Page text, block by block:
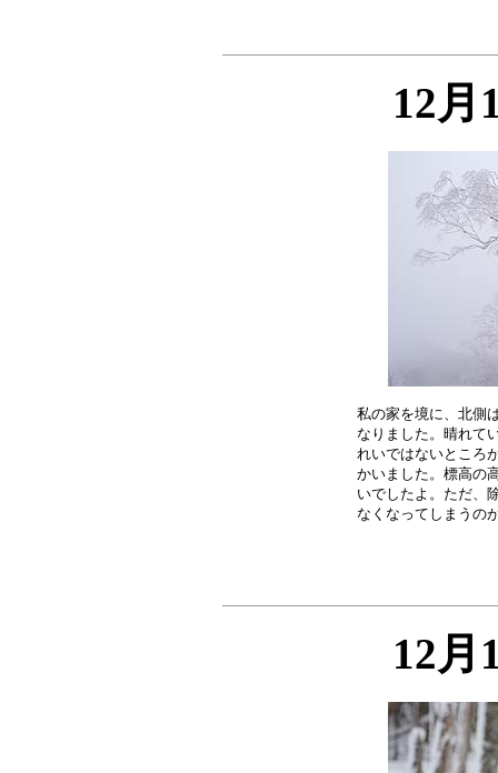
12月
私の家を境に、北側
なりました。晴れて
れいではないところ
かいました。標高の
いでしたよ。ただ、
12月